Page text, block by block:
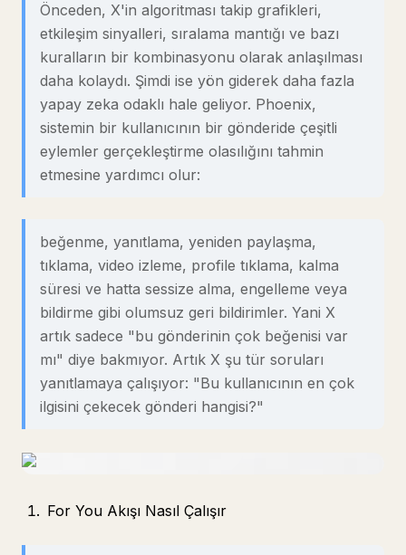
Önceden, X'in algoritması takip grafikleri,
etkileşim sinyalleri, sıralama mantığı ve bazı
kuralların bir kombinasyonu olarak anlaşılması
daha kolaydı. Şimdi ise yön giderek daha fazla
yapay zeka odaklı hale geliyor. Phoenix,
sistemin bir kullanıcının bir gönderide çeşitli
eylemler gerçekleştirme olasılığını tahmin
etmesine yardımcı olur:
beğenme, yanıtlama, yeniden paylaşma,
tıklama, video izleme, profile tıklama, kalma
süresi ve hatta sessize alma, engelleme veya
bildirme gibi olumsuz geri bildirimler. Yani X
artık sadece "bu gönderinin çok beğenisi var
mı" diye bakmıyor. Artık X şu tür soruları
yanıtlamaya çalışıyor: "Bu kullanıcının en çok
ilgisini çekecek gönderi hangisi?"
For You Akışı Nasıl Çalışır